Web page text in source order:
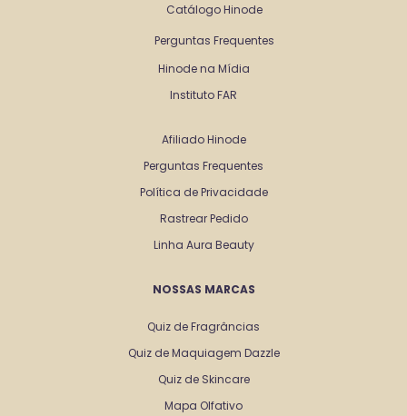
Catálogo Hinode
Perguntas Frequentes
Hinode na Mídia
Instituto FAR
Afiliado Hinode
Perguntas Frequentes
Política de Privacidade
Rastrear Pedido
Linha Aura Beauty
NOSSAS MARCAS
Quiz de Fragrâncias
Quiz de Maquiagem Dazzle
Quiz de Skincare
Mapa Olfativo